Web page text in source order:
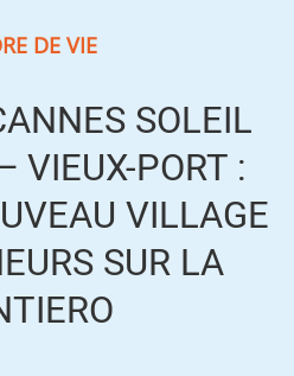
DE VIE
SOLEIL
PORT :
VILLAGE
SUR LA